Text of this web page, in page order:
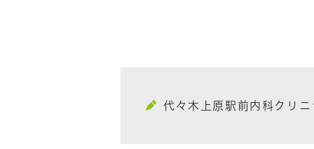
代々木上原駅前内科クリニ